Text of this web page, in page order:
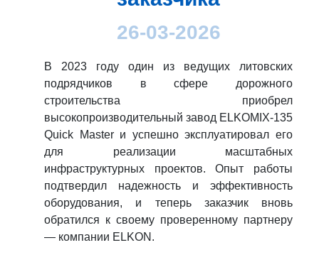
26-03-2026
В 2023 году один из ведущих литовских
подрядчиков в сфере дорожного
строительства приобрел
высокопроизводительный завод ELKOMIX-135
Quick Master и успешно эксплуатировал его
для реализации масштабных
инфраструктурных проектов. Опыт работы
подтвердил надежность и эффективность
оборудования, и теперь заказчик вновь
обратился к своему проверенному партнеру
— компании ELKON.